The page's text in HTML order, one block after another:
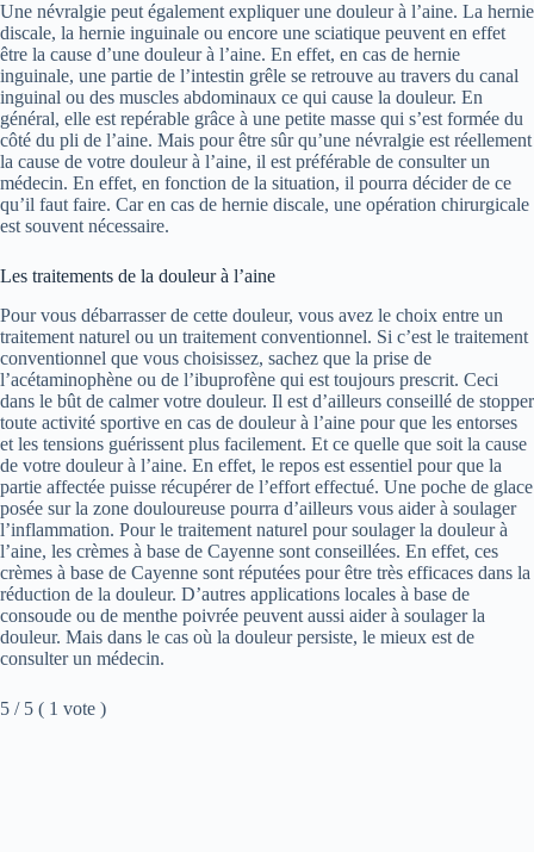
Une névralgie peut également expliquer une douleur à l’aine. La hernie
discale, la hernie inguinale ou encore une sciatique peuvent en effet
être la cause d’une douleur à l’aine. En effet, en cas de hernie
inguinale, une partie de l’intestin grêle se retrouve au travers du canal
inguinal ou des muscles abdominaux ce qui cause la douleur. En
général, elle est repérable grâce à une petite masse qui s’est formée du
côté du pli de l’aine. Mais pour être sûr qu’une névralgie est réellement
la cause de votre douleur à l’aine, il est préférable de consulter un
médecin. En effet, en fonction de la situation, il pourra décider de ce
qu’il faut faire. Car en cas de hernie discale, une opération chirurgicale
est souvent nécessaire.
Les traitements de la douleur à l’aine
Pour vous débarrasser de cette douleur, vous avez le choix entre un
traitement naturel ou un traitement conventionnel. Si c’est le traitement
conventionnel que vous choisissez, sachez que la prise de
l’acétaminophène ou de l’ibuprofène qui est toujours prescrit. Ceci
dans le bût de calmer votre douleur. Il est d’ailleurs conseillé de stopper
toute activité sportive en cas de douleur à l’aine pour que les entorses
et les tensions guérissent plus facilement. Et ce quelle que soit la cause
de votre douleur à l’aine. En effet, le repos est essentiel pour que la
partie affectée puisse récupérer de l’effort effectué. Une poche de glace
posée sur la zone douloureuse pourra d’ailleurs vous aider à soulager
l’inflammation. Pour le traitement naturel pour soulager la douleur à
l’aine, les crèmes à base de Cayenne sont conseillées. En effet, ces
crèmes à base de Cayenne sont réputées pour être très efficaces dans la
réduction de la douleur. D’autres applications locales à base de
consoude ou de menthe poivrée peuvent aussi aider à soulager la
douleur. Mais dans le cas où la douleur persiste, le mieux est de
consulter un médecin.
5 / 5 ( 1 vote )